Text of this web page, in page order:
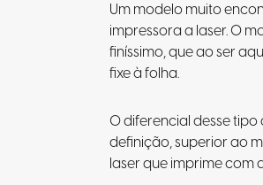
Um modelo muito
impressora a laser. O
finíssimo, que ao ser
fixe à folha.
O diferencial desse
definição, superior ao
laser que imprime com